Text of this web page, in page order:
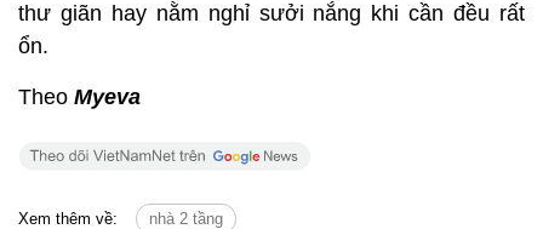
thư giãn hay nằm nghỉ sưởi nắng khi cần đều rất
ổn.
Theo Myeva
Xem thêm về: nhà 2 tầng